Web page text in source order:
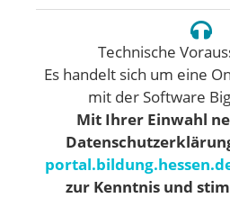
Technische
Es handelt sich um eine
mit der Software
Mit Ihrer Einwahl
zur Kenntnis und